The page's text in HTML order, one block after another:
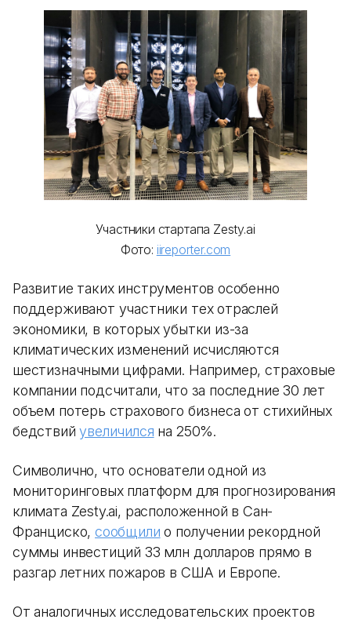
Участники стартапа Zesty.ai
Фото: iireporter.com
Развитие таких инструментов особенно
поддерживают участники тех отраслей
экономики, в которых убытки из-за
климатических изменений исчисляются
шестизначными цифрами. Например, страховые
компании подсчитали, что за последние 30 лет
объем потерь страхового бизнеса от стихийных
бедствийувеличился на 250%.
Символично, что основатели одной из
мониторинговых платформ для прогнозирования
климата Zesty.ai, расположенной в Сан-
Франциско,сообщили о получении рекордной
суммы инвестиций 33 млн долларов прямо в
разгар летних пожаров в США и Европе.
От аналогичных исследовательских проектов